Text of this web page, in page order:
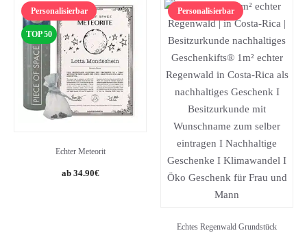
Personalisierbar
TOP 50
Echter Meteorit
34.90€
Personalisierbar
Echtes Regenwald Grundstück